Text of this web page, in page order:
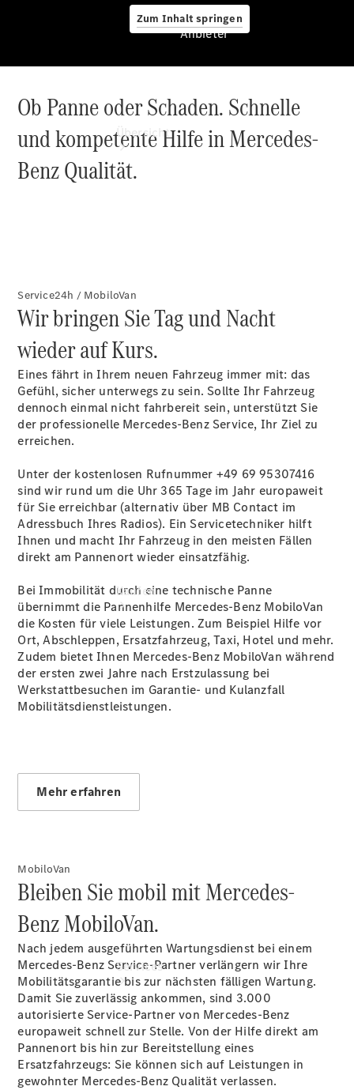
Zum Inhalt springen
Anbieter
Übersicht
finden
Probefahrt
vereinbaren
Beratung
vereinbaren
Servicetermin
vereinbaren
Tel: 02152
2096-0
Kaufen
Übersicht
Extras
Services
Anbieter
Ob Panne oder Schaden. Schnelle
und kompetente Hilfe in Mercedes-
Benz Qualität.
Service24h / MobiloVan
Wir bringen Sie Tag und Nacht
wieder auf Kurs.
Eines fährt in Ihrem neuen Fahrzeug immer mit: das
Gefühl, sicher unterwegs zu sein. Sollte Ihr Fahrzeug
dennoch einmal nicht fahrbereit sein, unterstützt Sie
der professionelle Mercedes-Benz Service, Ihr Ziel zu
erreichen.
Unter der kostenlosen Rufnummer +49 6995307416
sind wir rund um die Uhr 365 Tage im Jahr europaweit
für Sie erreichbar (alternativ über MB Contact im
Adressbuch Ihres Radios). Ein Servicetechniker hilft
Ihnen und macht Ihr Fahrzeug in den meisten Fällen
direkt am Pannenort wieder einsatzfähig.
Bei Immobilität durch eine technische Panne
übernimmt die Pannenhilfe Mercedes-Benz MobiloVan
die Kosten für viele Leistungen. Zum Beispiel Hilfe vor
Ort, Abschleppen, Ersatzfahrzeug, Taxi, Hotel und mehr.
Zudem bietet Ihnen Mercedes-Benz MobiloVan während
der ersten zwei Jahre nach Erstzulassung bei
Werkstattbesuchen im Garantie- und Kulanzfall
Mobilitätsdienstleistungen.
Mehr erfahren
MobiloVan
Bleiben Sie mobil mit Mercedes-
Benz MobiloVan.
Nach jedem ausgeführten Wartungsdienst bei einem
Mercedes-Benz Service-Partner verlängern wir Ihre
Mobilitätsgarantie bis zur nächsten fälligen Wartung.
Damit Sie zuverlässig ankommen, sind 3.000
autorisierte Service-Partner von Mercedes-Benz
europaweit schnell zur Stelle. Von der Hilfe direkt am
Pannenort bis hin zur Bereitstellung eines
Ersatzfahrzeugs: Sie können sich auf Leistungen in
gewohnter Mercedes-Benz Qualität verlassen.